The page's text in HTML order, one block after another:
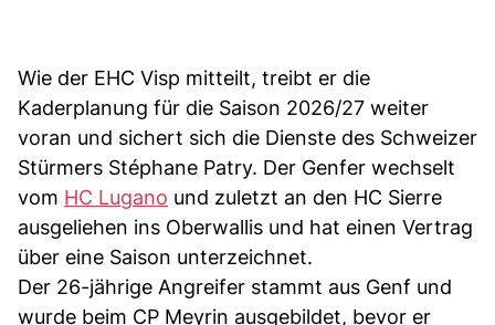
Wie der EHC Visp mitteilt, treibt er die
Kaderplanung für die Saison 2026/27 weiter
voran und sichert sich die Dienste des Schweizer
Stürmers Stéphane Patry. Der Genfer wechselt
vom HC Lugano und zuletzt an den HC Sierre
ausgeliehen ins Oberwallis und hat einen Vertrag
über eine Saison unterzeichnet.
Der 26-jährige Angreifer stammt aus Genf und
wurde beim CP Meyrin ausgebildet, bevor er